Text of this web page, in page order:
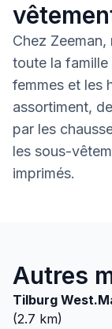
Chez
toute la famille
femmes et les
assortiment,
par les
les sous-
imprimés.
Autres
Tilburg
(2.7 km)